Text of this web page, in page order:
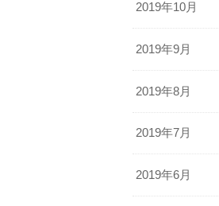
2019年10月
2019年9月
2019年8月
2019年7月
2019年6月